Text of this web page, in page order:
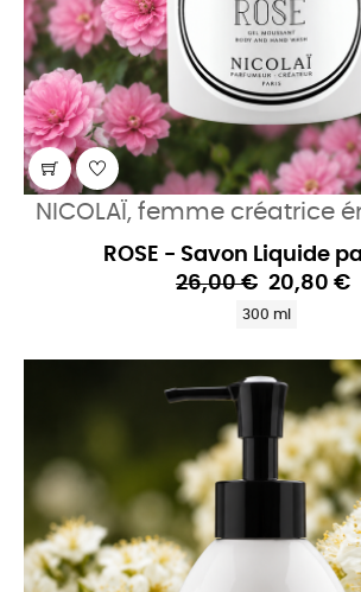
NICOLAÏ, femme créatrice
ROSE - Savon Liquide
26,00 € 20,80 €
300 ml